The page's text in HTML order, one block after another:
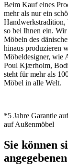
Beim Kauf eines
mehr als nur ein
Handwerkstradition,
so bei Ihnen ein.
Möbeln des
hinaus produzieren
Möbeldesigner, wie
Poul Kjærholm,
steht für mehr als
Möbel in alle Welt.
*5 Jahre Garantie
auf Außenmöbel
Sie können